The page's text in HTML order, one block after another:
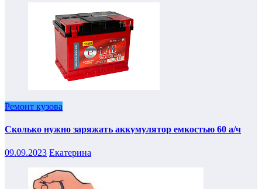
Ремонт кузова
Сколько нужно заряжать аккумулятор емкостью 60 а/ч
09.09.2023 Екатерина